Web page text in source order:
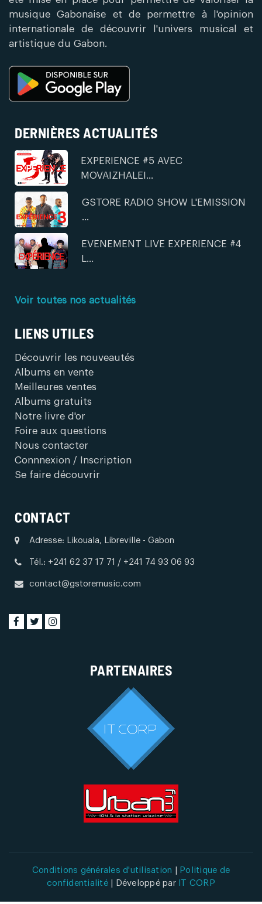
musique Gabonaise et de permettre à l'opinion
internationale de découvrir l'univers musical et
artistique du Gabon.
DERNIÈRES ACTUALITÉS
EXPERIENCE #5 AVEC
MOVAIZHALEI...
GSTORE RADIO SHOW L'EMISSION
...
EVENEMENT LIVE EXPERIENCE #4
L...
Voir toutes nos actualités
LIENS UTILES
Découvrir les nouveautés
Albums en vente
Meilleures ventes
Albums gratuits
Notre livre d'or
Foire aux questions
Nous contacter
Connnexion / Inscription
Se faire découvrir
CONTACT
Adresse: Likouala, Libreville - Gabon
Tél.: +241 62 37 17 71 / +241 74 93 06 93
contact@gstoremusic.com
PARTENAIRES
Conditions générales d'utilisation
Politique de
confidentialité
| Développé par IT CORP